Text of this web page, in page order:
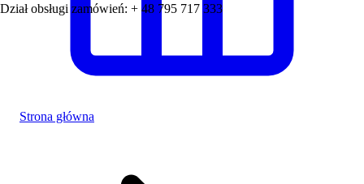
Dział obsługi zamówień: + 48 795 717 333
Strona główna